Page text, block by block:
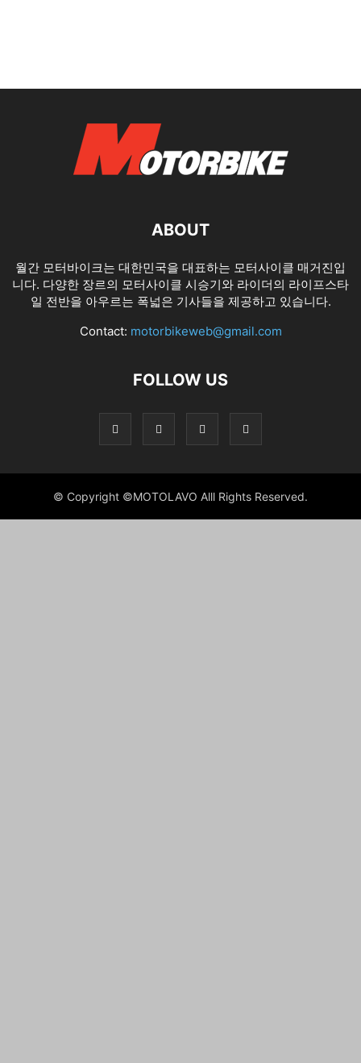
ABOUT
월간 모터바이크는 대한민국을 대표하는 모터사이클 매거진입
니다. 다양한 장르의 모터사이클 시승기와 라이더의 라이프스타
일 전반을 아우르는 폭넓은 기사들을 제공하고 있습니다.
Contact: motorbikeweb@gmail.com
FOLLOW US
© Copyright ©MOTOLAVO Alll Rights Reserved.